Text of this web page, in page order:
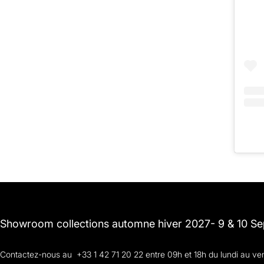
Showroom collections automne hiver 2027- 9 & 10
Contactez-nous au +33 1 42 71 20 22 entre 09h et 18h du lundi au